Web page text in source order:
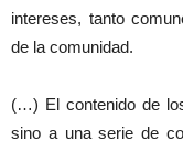
intereses, tanto
de la comunidad.
(…) El contenido de
sino a una serie de